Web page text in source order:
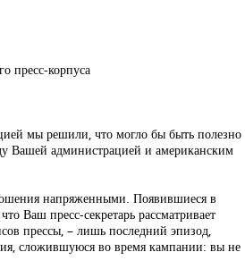
пресс-корпуса
мы решили, что могло бы быть полезно
Вашей администрацией и американским
напряженными. Появившиеся в
Ваш пресс-секретарь рассматривает
прессы, – лишь последний эпизод,
сложившуюся во время кампании: вы не